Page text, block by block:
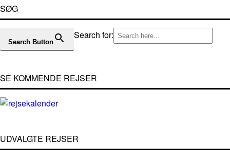
SØG
Search for:
Search Button
SE KOMMENDE REJSER
UDVALGTE REJSER